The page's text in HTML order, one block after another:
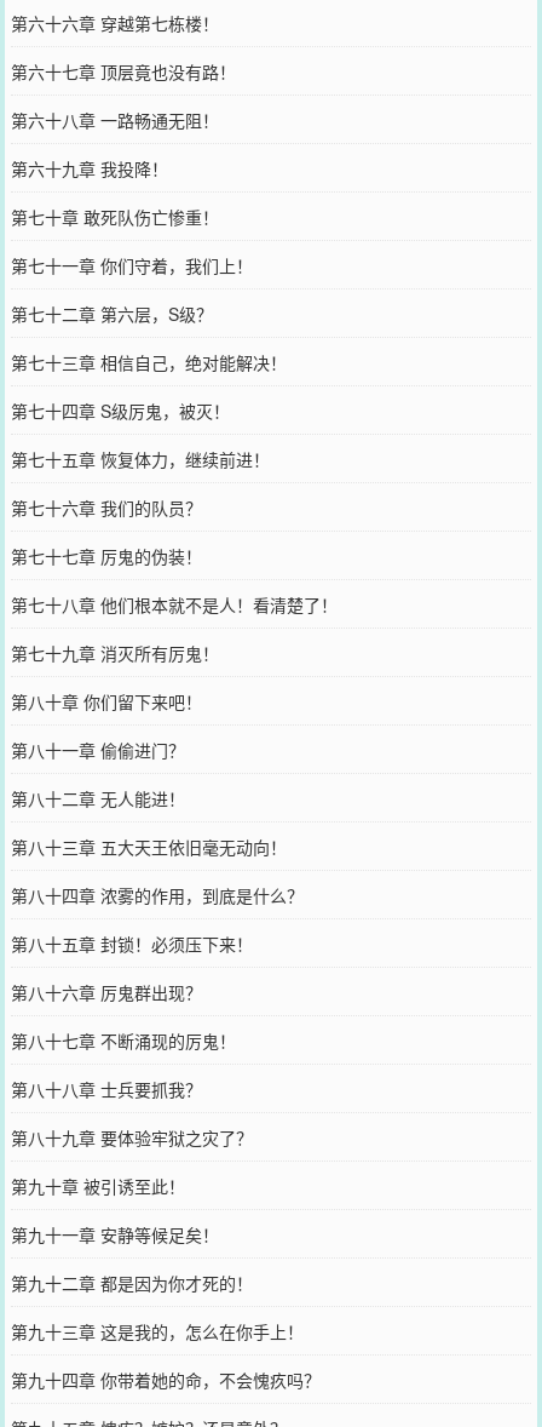
第六十六章 穿越第七栋楼！
第六十七章 顶层竟也没有路！
第六十八章 一路畅通无阻！
第六十九章 我投降！
第七十章 敢死队伤亡惨重！
第七十一章 你们守着，我们上！
第七十二章 第六层，S级？
第七十三章 相信自己，绝对能解决！
第七十四章 S级厉鬼，被灭！
第七十五章 恢复体力，继续前进！
第七十六章 我们的队员？
第七十七章 厉鬼的伪装！
第七十八章 他们根本就不是人！看清楚了！
第七十九章 消灭所有厉鬼！
第八十章 你们留下来吧！
第八十一章 偷偷进门？
第八十二章 无人能进！
第八十三章 五大天王依旧毫无动向！
第八十四章 浓雾的作用，到底是什么？
第八十五章 封锁！必须压下来！
第八十六章 厉鬼群出现？
第八十七章 不断涌现的厉鬼！
第八十八章 士兵要抓我？
第八十九章 要体验牢狱之灾了？
第九十章 被引诱至此！
第九十一章 安静等候足矣！
第九十二章 都是因为你才死的！
第九十三章 这是我的，怎么在你手上！
第九十四章 你带着她的命，不会愧疚吗？